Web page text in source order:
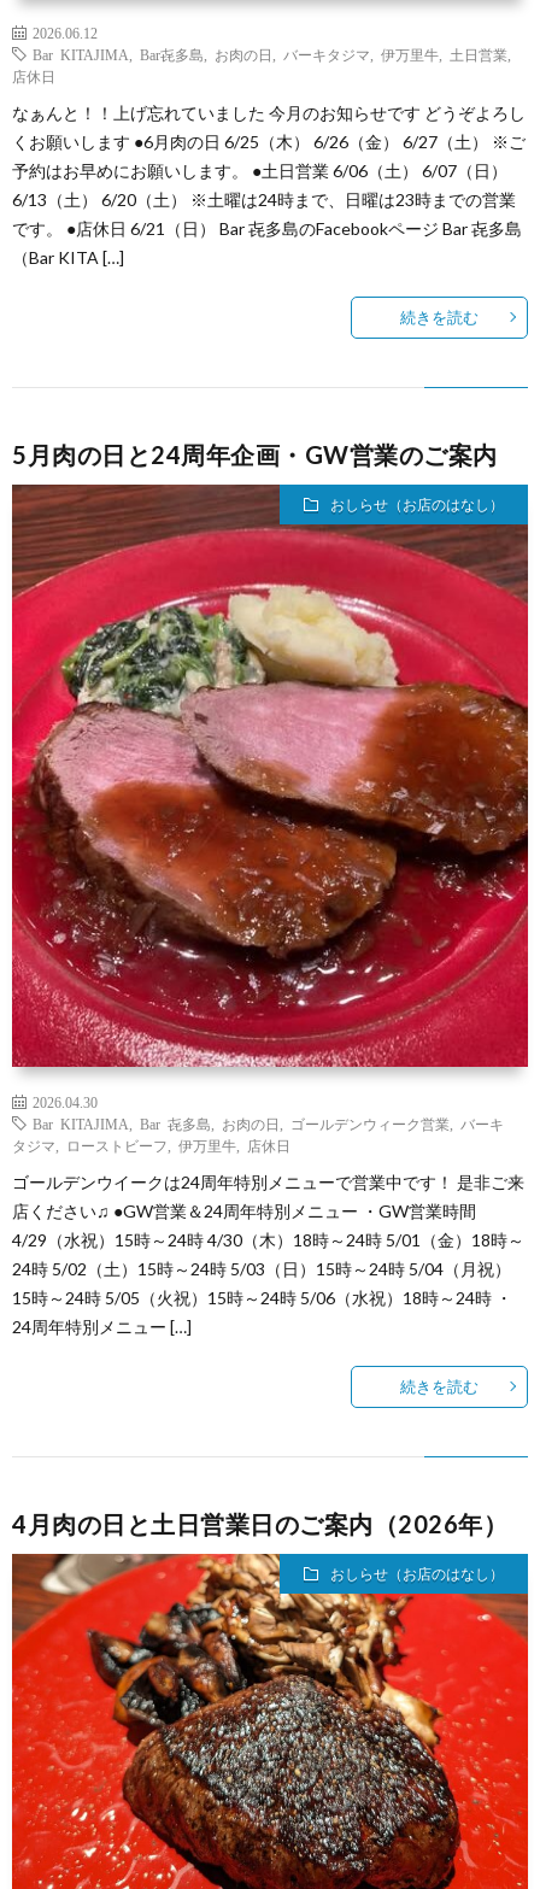
2026.06.12
Bar KITAJIMA
Bar㐂多島 お肉の日 バーキタジマ 伊万里牛 土日営業
店休日
なぁんと！！上げ忘れていました 今月のお知らせです どうぞよろし
くお願いします ●6月肉の日 6/25（木） 6/26（金） 6/27（土） ※ご
予約はお早めにお願いします。 ●土日営業 6/06（土） 6/07（日）
6/13（土） 6/20（土） ※土曜は24時まで、日曜は23時までの営業
です。 ●店休日 6/21（日） Bar 㐂多島のFacebookページ Bar 㐂多島
（Bar KITA […]
続きを読む
5月肉の日と24周年企画・GW営業のご案内
おしらせ（お店のはなし）
2026.04.30
Bar KITAJIMA
Bar 㐂多島 お肉の日 ゴールデンウィーク営業
バーキ
タジマ
ローストビーフ 伊万里牛 店休日
ゴールデンウイークは24周年特別メニューで営業中です！ 是非ご来
店ください♫ ●GW営業＆24周年特別メニュー ・GW営業時間
4/29（水祝）15時～24時 4/30（木）18時～24時 5/01（金）18時～
24時 5/02（土）15時～24時 5/03（日）15時～24時 5/04（月祝）
15時～24時 5/05（火祝）15時～24時 5/06（水祝）18時～24時 ・
24周年特別メニュー […]
続きを読む
4月肉の日と土日営業日のご案内（2026年）
おしらせ（お店のはなし）